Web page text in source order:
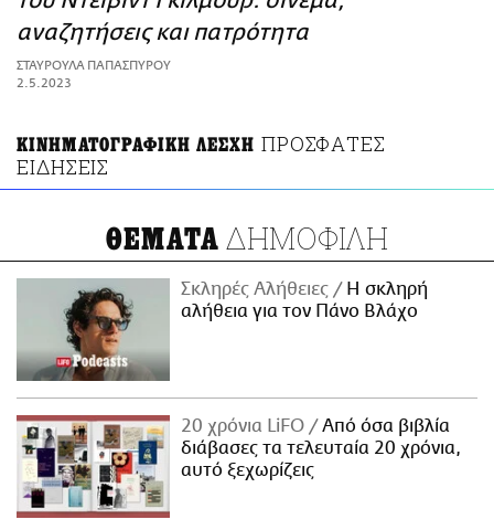
ΑΜΠΑ
PRINT
αναζητήσεις και πατρότητα
ΣΤΑΥΡΟΥΛΑ ΠΑΠΑΣΠΥΡΟΥ
2.5.2023
ΚΙΝΗΜΑΤΟΓΡΑΦΙΚΗ ΛΕΣΧΗ ΠΡΟΣΦΑΤΕΣ
ΕΙΔΗΣΕΙΣ
ΘΕΜΑΤΑ ΔΗΜΟΦΙΛΗ
Σκληρές Αλήθειες
H σκληρή
αλήθεια για τον Πάνο Βλάχο
20 χρόνια LiFO
Από όσα βιβλία
διάβασες τα τελευταία 20 χρόνια,
αυτό ξεχωρίζεις